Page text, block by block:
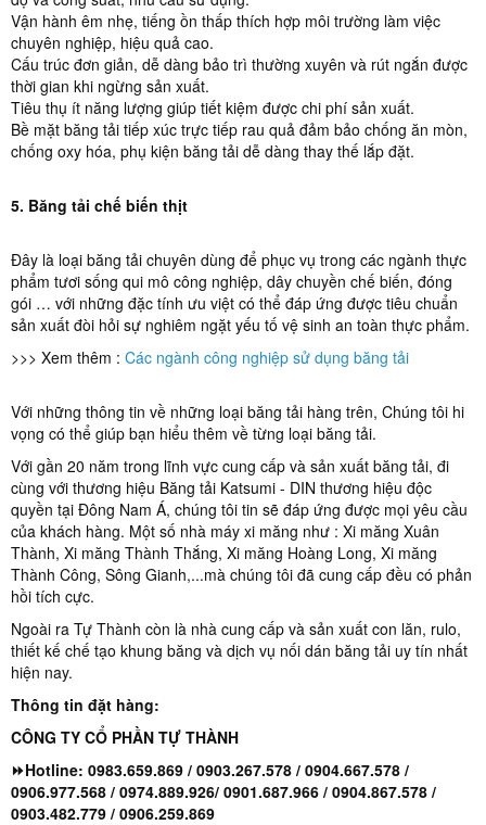
Vận hành êm nhẹ, tiếng ồn thấp thích hợp môi trường làm việc
chuyên nghiệp, hiệu quả cao.
Cấu trúc đơn giản, dễ dàng bảo trì thường xuyên và rút ngắn được
thời gian khi ngừng sản xuất.
Tiêu thụ ít năng lượng giúp tiết kiệm được chi phí sản xuất.
Bề mặt băng tải tiếp xúc trực tiếp rau quả đảm bảo chống ăn mòn,
chống oxy hóa, phụ kiện băng tải dễ dàng thay thế lắp đặt.
5. Băng tải chế biến thịt
Đây là loại băng tải chuyên dùng để phục vụ trong các ngành thực
phẩm tươi sống qui mô công nghiệp, dây chuyền chế biến, đóng
gói … với những đặc tính ưu việt có thể đáp ứng được tiêu chuẩn
sản xuất đòi hỏi sự nghiêm ngặt yếu tố vệ sinh an toàn thực phẩm.
>>> Xem thêm : Các ngành công nghiệp sử dụng băng tải
Với những thông tin về những loại băng tải hàng trên, Chúng tôi hi
vọng có thể giúp bạn hiểu thêm về từng loại băng tải.
Với gần 20 năm trong lĩnh vực cung cấp và sản xuất băng tải, đi
cùng với thương hiệu Băng tải Katsumi - DIN thương hiệu độc
quyền tại Đông Nam Á, chúng tôi tin sẽ đáp ứng được mọi yêu cầu
của khách hàng. Một số nhà máy xi măng như : Xi măng Xuân
Thành, Xi măng Thành Thắng, Xi măng Hoàng Long, Xi măng
Thành Công, Sông Gianh,...mà chúng tôi đã cung cấp đều có phản
hồi tích cực.
Ngoài ra Tự Thành còn là nhà cung cấp và sản xuất con lăn, rulo,
thiết kế chế tạo khung băng và dịch vụ nối dán băng tải uy tín nhất
hiện nay.
Thông tin đặt hàng:
CÔNG TY CỔ PHẦN TỰ THÀNH
⏩Hotline: 0983.659.869 / 0903.267.578 / 0904.667.578 /
0906.977.568 / 0974.889.926/ 0901.687.966 / 0904.867.578 /
0903.482.779 / 0906.259.869